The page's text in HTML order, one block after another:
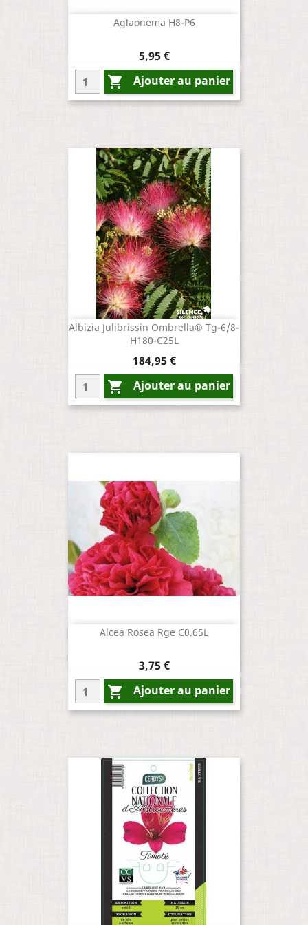
Aglaonema H8-P6
Prix
5,95 €
 Ajouter au panier
Albizia Julibrissin Ombrella® Tg-6/8-
H180-C25L
Prix
184,95 €
 Ajouter au panier
Alcea Rosea Rge C0.65L
Prix
3,75 €
 Ajouter au panier